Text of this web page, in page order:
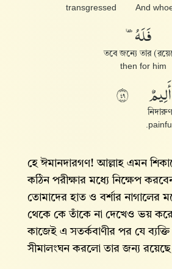
And
transgressed
فَلَهُۥ
তবে জন্যে তার
then for him
أَلِيمٌ
নিদারুণ
٩٤
হে ঈমানদারগণ! আল্লাহ এমন
কঠিন পরীক্ষার মধ্যে নিক্ষেপ
তোমাদের হাত ও বর্শার নাগালের
থেকে কে তাঁকে না দেখেও ভয়
কাজেই এ সতর্কবাণীর পর যে ব্যক্তি
সীমালংঘন করলো তার জন্য রয়েছে